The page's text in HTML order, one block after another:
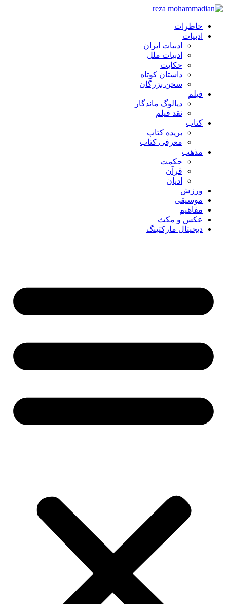
خاطرات
ادبیات
ادبیات ایران
ادبیات ملل
حکایت
داستان کوتاه
سخن بزرگان
فیلم
دیالوگ ماندگار
نقد فیلم
کتاب
بریده کتاب
معرفی کتاب
مذهب
حکمت
قرآن
ادیان
ورزش
موسیقی
مفاهیم
عکس و مکث
دیجیتال مارکتینگ